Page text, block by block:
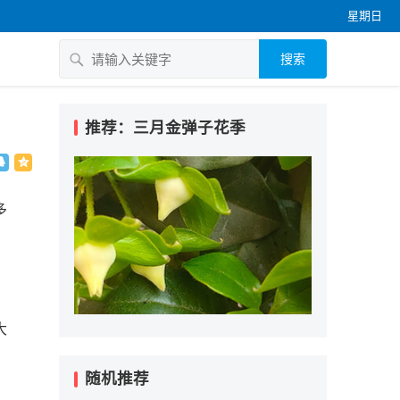
星期日
搜索
推荐：三月金弹子花季
随机推荐